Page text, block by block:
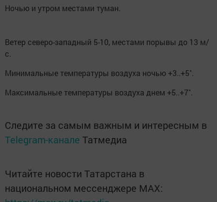
Ночью и утром местами туман.
Ветер северо-западный 5-10, местами порывы до 13 м/
с.
Минимальные температуры воздуха ночью +3..+5˚.
Максимальные температуры воздуха днем +5..+7˚.
Следите за самым важным и интересным в
Telegram-канале Татмедиа
Читайте новости Татарстана в
национальном мессенджере MАХ: